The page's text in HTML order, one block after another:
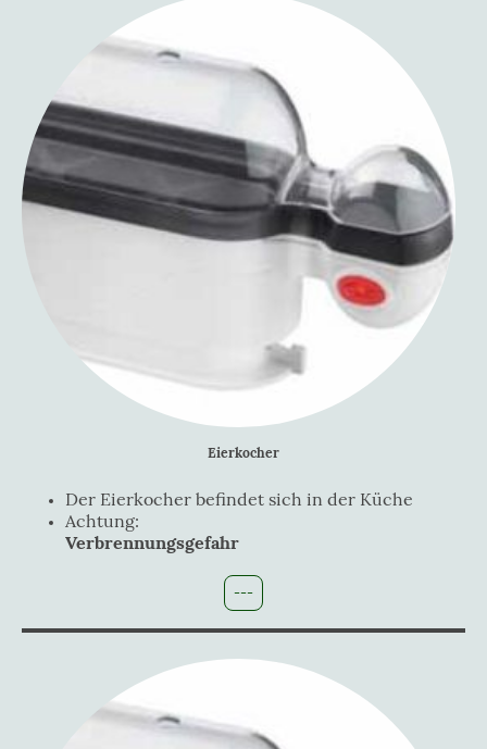
Eierkocher
Der Eierkocher befindet sich in der Küche
Achtung:
Verbrennungsgefahr
---